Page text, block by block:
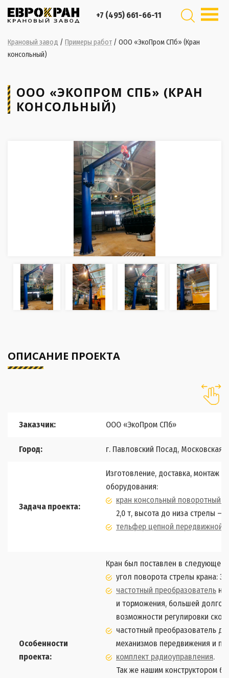
+7 (495) 661-66-11
Крановый завод / Примеры работ / ООО «ЭкоПром СПб» (Кран
консольный)
ООО «ЭКОПРОМ СПБ» (КРАН
КОНСОЛЬНЫЙ)
ОПИСАНИЕ ПРОЕКТА
Заказчик: ООО «ЭкоПром СПб»
Город: г. Павловский Посад, Московская
Задача проекта:
Изготовление, доставка, монтаж
оборудования:
кран консольный поворотный
2,0 т, высота до низа стрелы –
тельфер цепной передвижной
Особенности
проекта:
Кран был поставлен в следующей
угол поворота стрелы крана:
частотный преобразователь на
и торможения, большей
возможности регулировки
частотный преобразователь
механизмов передвижения и
комплект радиоуправления.
Так же нашим конструктором